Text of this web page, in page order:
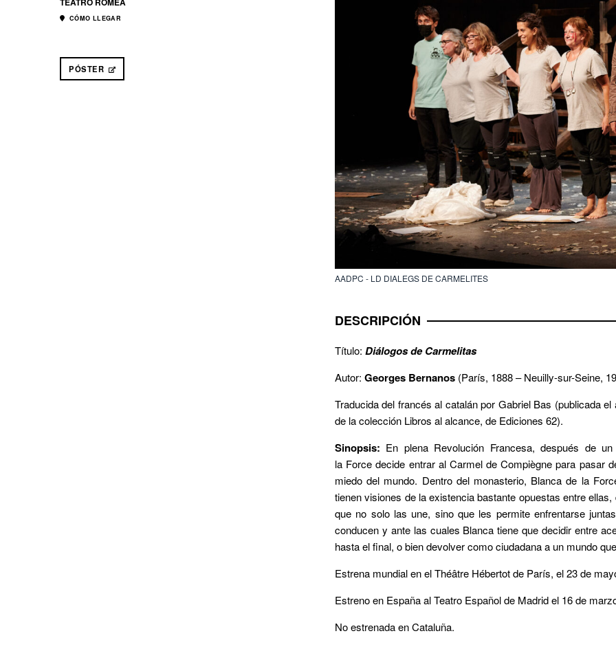
CÓMO LLEGAR
PÓSTER ABRE EN NUEVA VENTANA
AADPC - LD DIALEGS DE CARMELITES
DESCRIPCIÓN
Título: Diálogos de Carmelitas
Autor: Georges Bernanos (París, 1888 – Neuilly-sur-Seine,
Traducida del francés al catalán por Gabriel Bas (publicada
de la colección Libros al alcance, de Ediciones 62).
Sinopsis: En plena Revolución Francesa, después de
la Force decide entrar al Carmel deCompiègne para pasar
miedo del mundo. Dentro del monasterio, Blanca de la
tienen visiones de la existencia bastante opuestas entre
que no solo las une, sino que les permite enfrentarse
conducen y ante las cuales Blanca tiene que decidir entre
hasta el final, o bien devolver como ciudadana a un mundo
Estrena mundial en el Théâtre Hébertot de París, el 23 de
Estreno en España al Teatro Español de Madrid el 16 de
No estrenada en Cataluña.